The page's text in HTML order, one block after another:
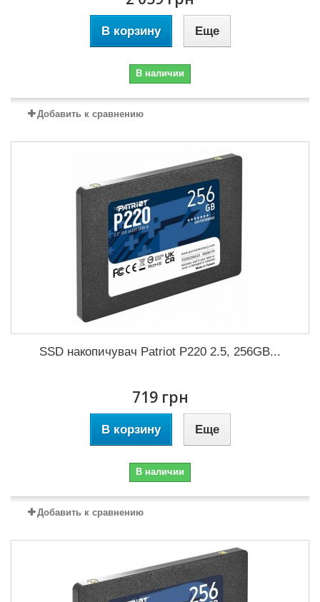
В корзину Еще
В наличии
Добавить к сравнению
SSD накопичувач Patriot P220 2.5, 256GB...
719 грн
В корзину Еще
В наличии
Добавить к сравнению